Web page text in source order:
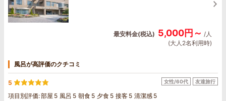
最安料金(税込) 5,000円～ /人
(大人2名利用時)
風呂が高評価のクチコミ
5
項目別評価:部屋 5 風呂 5 朝食 5 夕食 5 接客 5 清潔感 5
女性/60代 友達旅行